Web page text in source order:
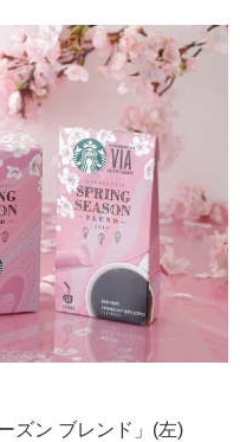
ズン ブレンド」(左)